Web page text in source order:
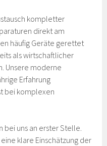
kompletter
direkt am
häufig Geräte gerettet
als wirtschaftlicher
Unsere moderne
Erfahrung
bei komplexen
bei uns an erster Stelle.
klare Einschätzung der